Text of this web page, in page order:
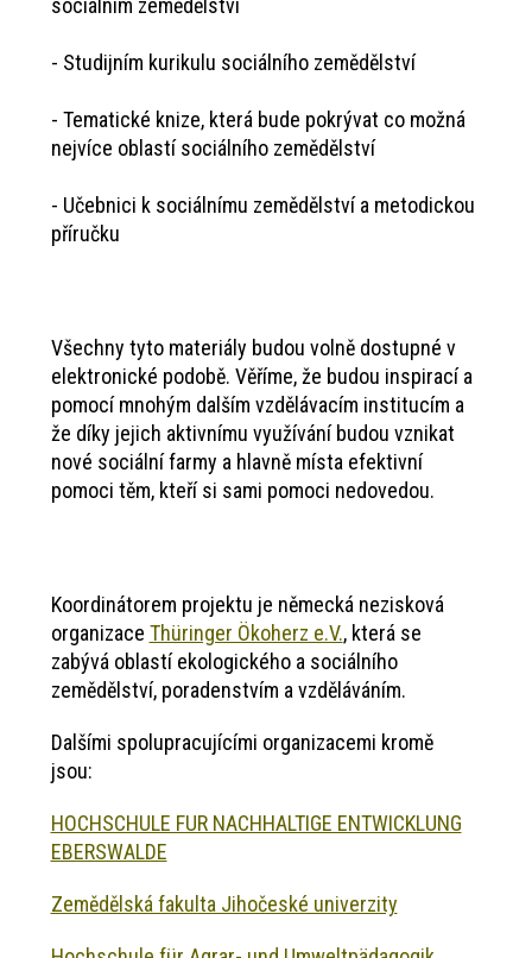
sociálním zemědělství
- Studijním kurikulu sociálního zemědělství
- Tematické knize, která bude pokrývat co možná
nejvíce oblastí sociálního zemědělství
- Učebnici k sociálnímu zemědělství a metodickou
příručku
Všechny tyto materiály budou volně dostupné v
elektronické podobě. Věříme, že budou inspirací a
pomocí mnohým dalším vzdělávacím institucím a
že díky jejich aktivnímu využívání budou vznikat
nové sociální farmy a hlavně místa efektivní
pomoci těm, kteří si sami pomoci nedovedou.
Koordinátorem projektu je německá nezisková
organizace Thüringer Ökoherz e.V., která se
zabývá oblastí ekologického a sociálního
zemědělství, poradenstvím a vzděláváním.
Dalšími spolupracujícími organizacemi kromě
jsou:
HOCHSCHULE FUR NACHHALTIGE ENTWICKLUNG
EBERSWALDE
Zemědělská fakulta Jihočeské univerzity